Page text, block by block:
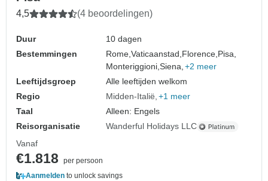
4,5 (4 beoordelingen)
Duur
10 dagen
Bestemmingen
Rome,Vaticaanstad, Florence, Pisa,
Monteriggioni,Siena, +2 meer
Leeftijdsgroep
Alle leeftijden welkom
Regio
Midden-Italië +1 meer
Taal
Alleen: Engels
Reisorganisatie
Wanderful Holidays LLC
Vanaf
€1.818
per persoon
Aanmelden to unlock savings